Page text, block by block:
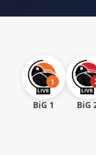
BiG 1 BiG